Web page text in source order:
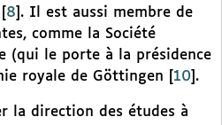
8 . Il est aussi membre de
comme la Société
(qui le porte à la présidence
royale de Göttingen 10 .
la direction des études à